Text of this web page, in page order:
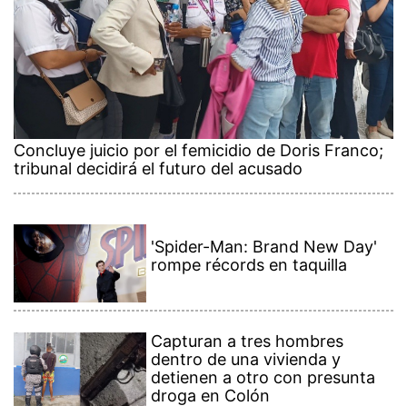
Concluye juicio por el femicidio de Doris Franco;
tribunal decidirá el futuro del acusado
'Spider-Man: Brand New Day'
rompe récords en taquilla
Capturan a tres hombres
dentro de una vivienda y
detienen a otro con presunta
droga en Colón